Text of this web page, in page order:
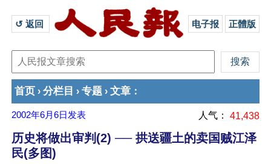
↺ 返回 电子报 正體版
首页 › 分栏目 › 专题 › 文章 ：
2002年6月6日 发表 人气： 41,438
历史将做出审判(2) ── 拱送疆土的卖国贼江泽
民(多图)